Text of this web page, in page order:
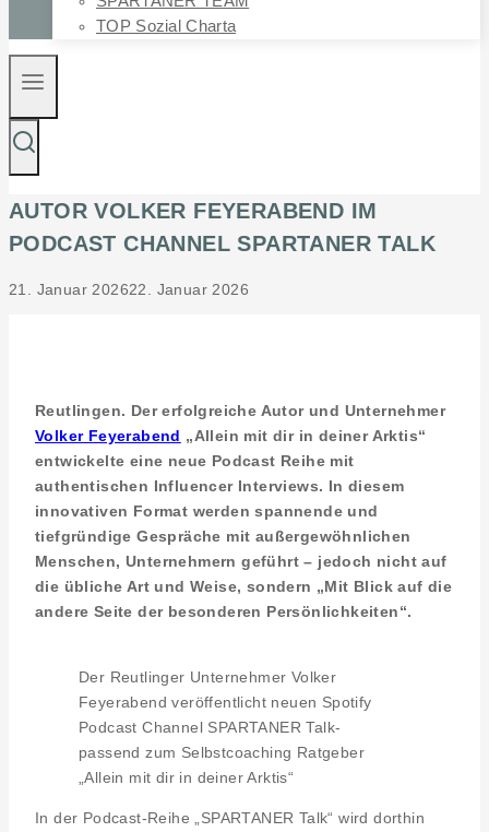
TOP Sozial Charta
AUTOR VOLKER FEYERABEND IM
PODCAST CHANNEL SPARTANER TALK
21. Januar 202622. Januar 2026
Reutlingen. Der erfolgreiche Autor und Unternehmer
Volker Feyerabend „Allein mit dir in deiner Arktis“
entwickelte eine neue Podcast Reihe mit
authentischen Influencer Interviews. In diesem
innovativen Format werden spannende und
tiefgründige Gespräche mit außergewöhnlichen
Menschen, Unternehmern geführt – jedoch nicht auf
die übliche Art und Weise, sondern „Mit Blick auf die
andere Seite der besonderen Persönlichkeiten“.
Der Reutlinger Unternehmer Volker
Feyerabend veröffentlicht neuen Spotify
Podcast Channel SPARTANER Talk-
passend zum Selbstcoaching Ratgeber
„Allein mit dir in deiner Arktis“
In der Podcast-Reihe „SPARTANER Talk“ wird dorthin